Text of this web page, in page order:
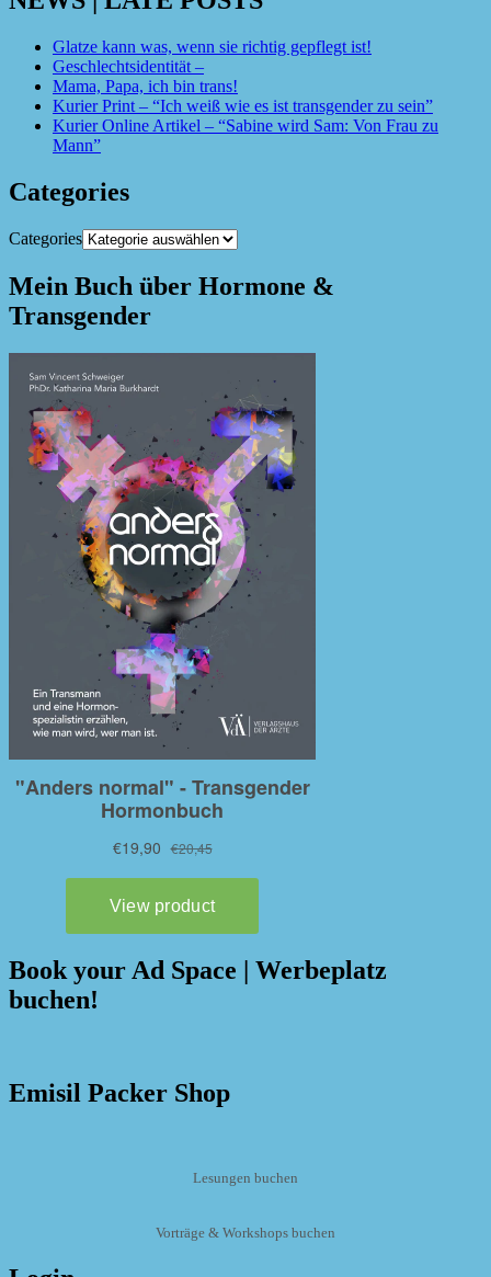
Glatze kann was, wenn sie richtig gepflegt ist!
Geschlechtsidentität –
Mama, Papa, ich bin trans!
Kurier Print – “Ich weiß wie es ist transgender zu sein”
Kurier Online Artikel – “Sabine wird Sam: Von Frau zu
Mann”
Categories
Categories
Mein Buch über Hormone &
Transgender
Book your Ad Space | Werbeplatz
buchen!
Emisil Packer Shop
Lesungen buchen
Vorträge & Workshops buchen